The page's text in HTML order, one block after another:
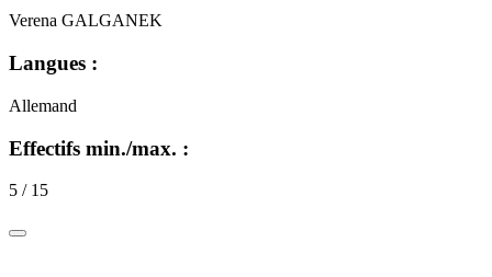
Verena GALGANEK
Langues :
Allemand
Effectifs min./max. :
5 / 15